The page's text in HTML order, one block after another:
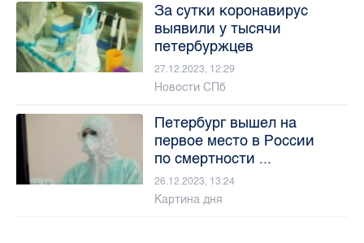
За сутки коронавирус
выявили у тысячи
петербуржцев
27.12.2023, 12:29
Новости СПб
Петербург вышел на
первое место в России
по смертности ...
26.12.2023, 13:24
Картина дня